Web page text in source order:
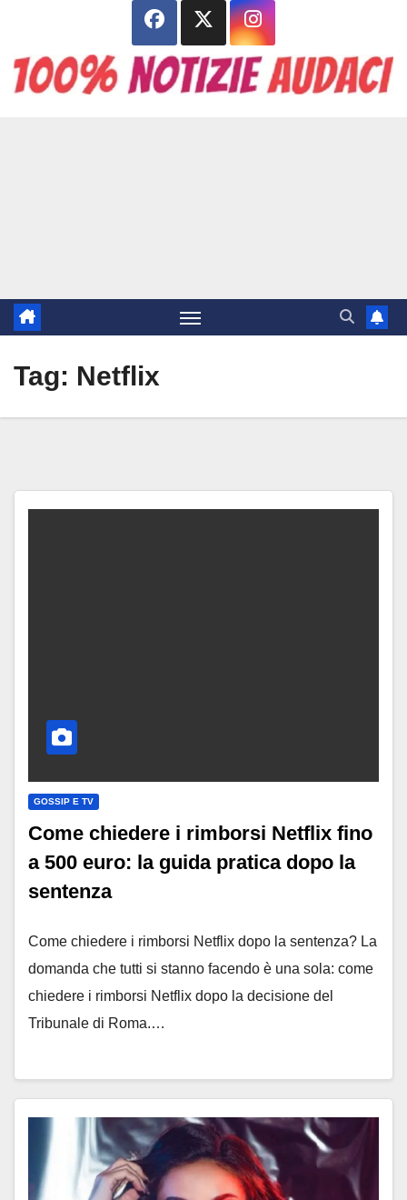
contenuto
Tag: Netflix
GOSSIP E TV
Come chiedere i rimborsi Netflix fino
a 500 euro: la guida pratica dopo la
sentenza
Come chiedere i rimborsi Netflix dopo la sentenza? La
domanda che tutti si stanno facendo è una sola: come
chiedere i rimborsi Netflix dopo la decisione del
Tribunale di Roma.…